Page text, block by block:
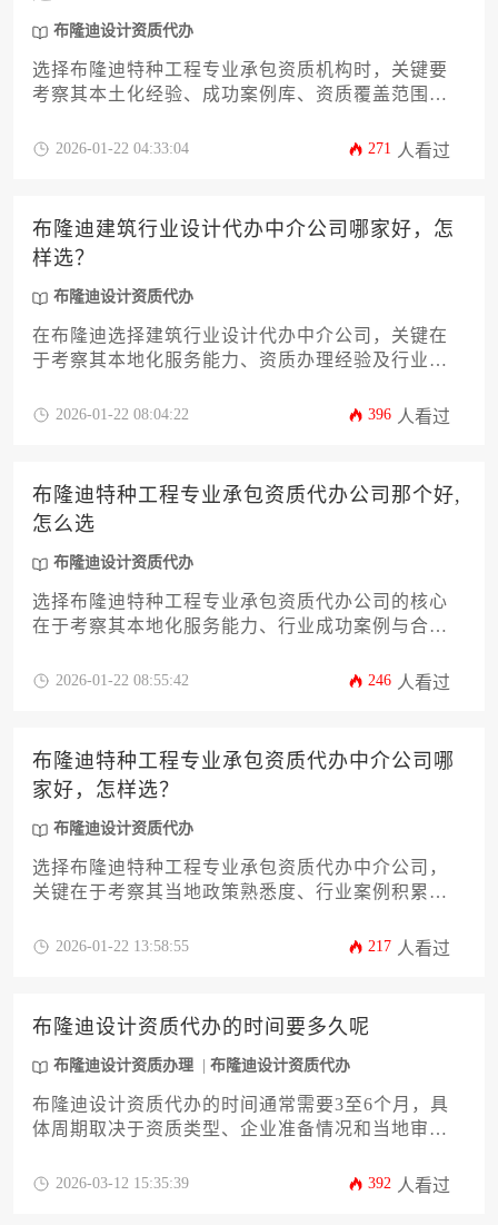
布隆迪设计资质代办
选择布隆迪特种工程专业承包资质机构时，关键要
考察其本土化经验、成功案例库、资质覆盖范围及
合规适配性、服务可持续性）对比机构，特别注意
虑能提供布隆迪设计资质代办一体化服务的综合型
机构。
2026-01-22 04:33:04 271 人看过
布隆迪建筑行业设计代办中介公司哪家好，怎
样选？
布隆迪设计资质代办
在布隆迪选择建筑行业设计代办中介公司，关键在
于考察其本地化服务能力、资质办理经验及行业口
案例且能提供全流程跟踪服务的中介机构，通过实
2026-01-22 08:04:22 396 人看过
布隆迪特种工程专业承包资质代办公司那个好,
怎么选
布隆迪设计资质代办
选择布隆迪特种工程专业承包资质代办公司的核心
在于考察其本地化服务能力、行业成功案例与合规
款透明度及后续维护支持等维度进行综合评估，确
2026-01-22 08:55:42 246 人看过
布隆迪特种工程专业承包资质代办中介公司哪
家好，怎样选？
布隆迪设计资质代办
选择布隆迪特种工程专业承包资质代办中介公司，
关键在于考察其当地政策熟悉度、行业案例积累
比对机构历史成功案例、专业人员配置、跨境服务
2026-01-22 13:58:55 217 人看过
布隆迪设计资质代办的时间要多久呢
布隆迪设计资质办理 布隆迪设计资质代办
布隆迪设计资质代办的时间通常需要3至6个月，具
体周期取决于资质类型、企业准备情况和当地审批
业务的企业而言，提前了解并规划好资质申请的时
2026-03-12 15:35:39 392 人看过